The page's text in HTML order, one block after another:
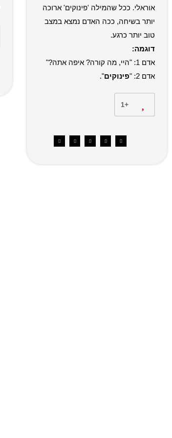
אוראלי. ככל שהמילה 'פינוקים' ארוכה
יותר בשיחה, ככה האדם נמצא במצב
טוב יותר כרגע.
דוגמה:
אדם 1: "היי, מה קורה? איפה אתה?"
אדם 2: "
פינוקים".
+1